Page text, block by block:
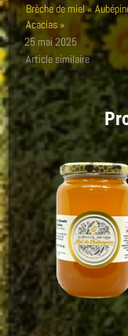
Brèche de miel «
Acacias »
25 mai 2025
Article similaire